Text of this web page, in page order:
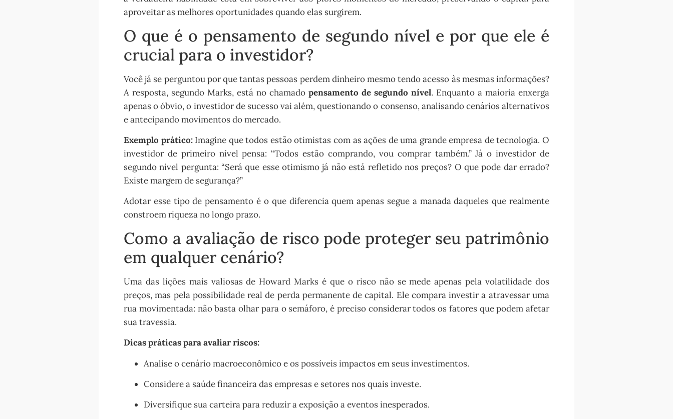
aproveitar as melhores oportunidades quando elas surgirem.
O que é o pensamento de segundo nível e por que ele é
crucial para o investidor?
Você já se perguntou por que tantas pessoas perdem dinheiro mesmo tendo acesso às mesmas informações?
A resposta, segundo Marks, está no chamado pensamento de segundo nível. Enquanto a maioria enxerga
apenas o óbvio, o investidor de sucesso vai além, questionando o consenso, analisando cenários alternativos
e antecipando movimentos do mercado.
Exemplo prático:Imagine que todos estão otimistas com as ações de uma grande empresa de tecnologia. O
investidor de primeiro nível pensa: “Todos estão comprando, vou comprar também.” Já o investidor de
segundo nível pergunta: “Será que esse otimismo já não está refletido nos preços? O que pode dar errado?
Existe margem de segurança?”
Adotar esse tipo de pensamento é o que diferencia quem apenas segue a manada daqueles que realmente
constroem riqueza no longo prazo.
Como a avaliação de risco pode proteger seu patrimônio
em qualquer cenário?
Uma das lições mais valiosas de Howard Marks é que o risco não se mede apenas pela volatilidade dos
preços, mas pela possibilidade real de perda permanente de capital. Ele compara investir a atravessar uma
rua movimentada: não basta olhar para o semáforo, é preciso considerar todos os fatores que podem afetar
sua travessia.
Dicas práticas para avaliar riscos:
Analise o cenário macroeconômico e os possíveis impactos em seus investimentos.
Considere a saúde financeira das empresas e setores nos quais investe.
Diversifique sua carteira para reduzir a exposição a eventos inesperados.